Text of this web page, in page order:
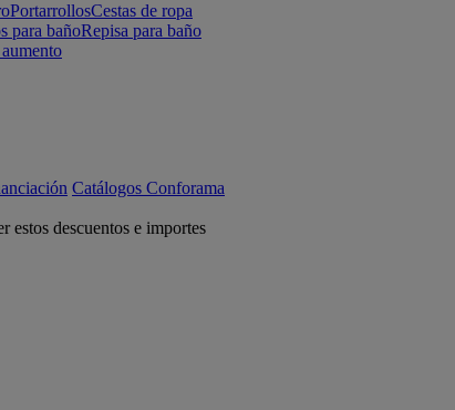
PortarrollosCestas de ropa
para bañoRepisa para baño
Catálogos Conforama
estos descuentos e importes